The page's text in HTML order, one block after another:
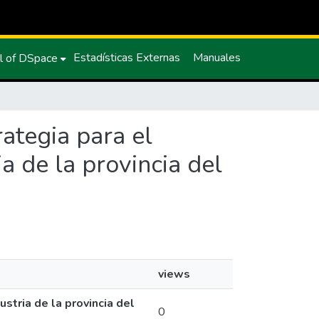
of DSpace Estadísticas Externas Manuales
para el
de la provincia del
views
de la provincia del
0